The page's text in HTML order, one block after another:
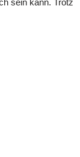
sein kann. Trotz